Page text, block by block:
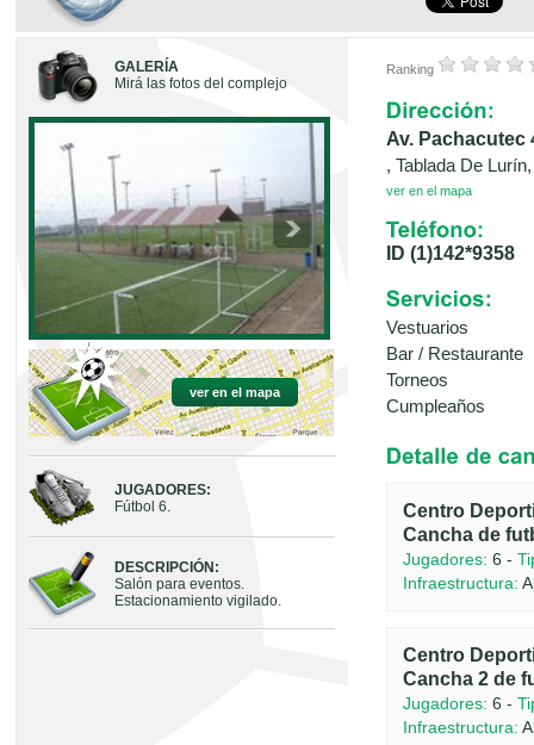
GALERÍA
Mirá las fotos del complejo
ver en el mapa
JUGADORES:
Fútbol 6.
DESCRIPCIÓN:
Salón para eventos.
Estacionamiento vigilado.
Ranking
Av. Pachacutec
, Tablada De
ver en el mapa
ID (1)142*9358
Vestuarios
Bar / Restaurante
Torneos
Cumpleaños
Centro
Cancha de
Jugadores: 6 -
Infraestructura:
Centro
Cancha 2 de
Jugadores: 6 -
Infraestructura: